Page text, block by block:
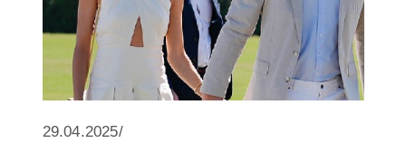
29.04.2025/